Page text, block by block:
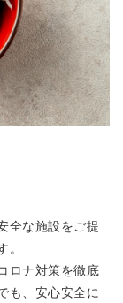
全な施設をご提
。
ロナ対策を徹底
も、安心安全に